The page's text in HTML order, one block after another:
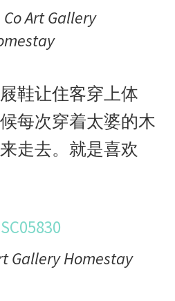
Co Art Gallery
鞋让住客穿上体
每次穿着太婆的木
走去。就是喜欢
Gallery Homestay